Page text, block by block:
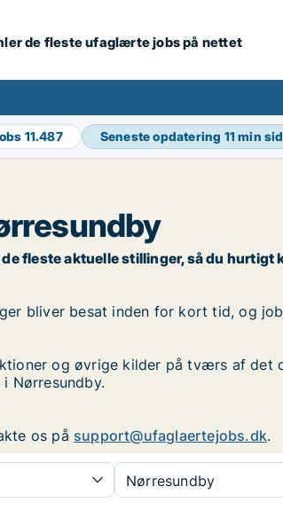
de fleste ufaglærte jobs på nettet
11.487 Seneste opdatering 11 min
fleste aktuelle stillinger, så du hurtigt
bliver besat inden for kort tid, og
og øvrige kilder på tværs af det
Nørresundby.
os på support@ufaglaertejobs.dk.
Nørresundby